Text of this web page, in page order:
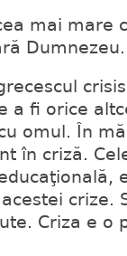
mai mare
Dumnezeu.
a fi orice
omul. În
în criză.
crize.
Criza e o